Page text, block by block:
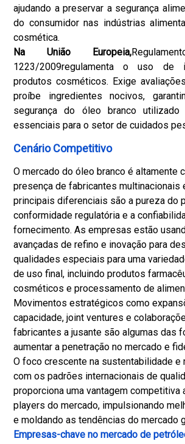
ajudando a preservar a segurança
do consumidor nas indústrias
cosmética.
Na União Europeia,
1223/2009regulamenta o uso de
produtos cosméticos. Exige
proíbe ingredientes nocivos,
segurança do óleo branco utilizado
essenciais para o setor de cuidados
Cenário Competitivo
O mercado do óleo branco é altamente
presença de fabricantes multinacionais
principais diferenciais são a pureza do
conformidade regulatória e a
fornecimento. As empresas estão
avançadas de refino e inovação para
qualidades especiais para uma
de uso final, incluindo produtos
cosméticos e processamento de
Movimentos estratégicos como
capacidade, joint ventures e
fabricantes a jusante são algumas das
aumentar a penetração no mercado e
O foco crescente na sustentabilidade e
com os padrões internacionais de
proporciona uma vantagem competitiva
players do mercado, impulsionando
e moldando as tendências do mercado
Empresas-chave no mercado de